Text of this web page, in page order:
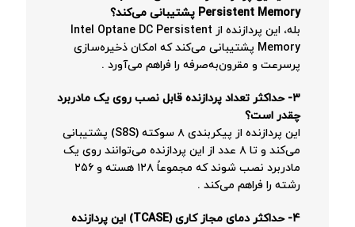
Persistent Memory پشتیبانی می‌کند؟
بله، این پردازنده از Intel Optane DC Persistent
Memory پشتیبانی می‌کند که امکان ذخیره‌سازی
پرسرعت و مقرون‌به‌صرفه را فراهم می‌آورد .
۳- حداکثر تعداد پردازنده قابل نصب روی یک مادربرد
چقدر است؟
این پردازنده از پیکربندی ۸ سوکته (S8S) پشتیبانی
می‌کند و تا ۸ عدد از این پردازنده می‌توانند روی یک
مادربرد نصب شوند که مجموعاً ۱۲۸ هسته و ۲۵۶
رشته را فراهم می‌کند .
۴- حداکثر دمای مجاز کاری (TCASE) این پردازنده